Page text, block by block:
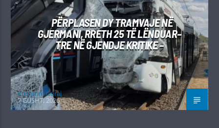
PËRPLASEN DY TRAMVAJE NË
GJERMANI, RRETH 25 TË LËNDUAR–
TRE NË GJENDJE KRITIKE –
Kushtrim Guraj
7 GUSHT, 2026